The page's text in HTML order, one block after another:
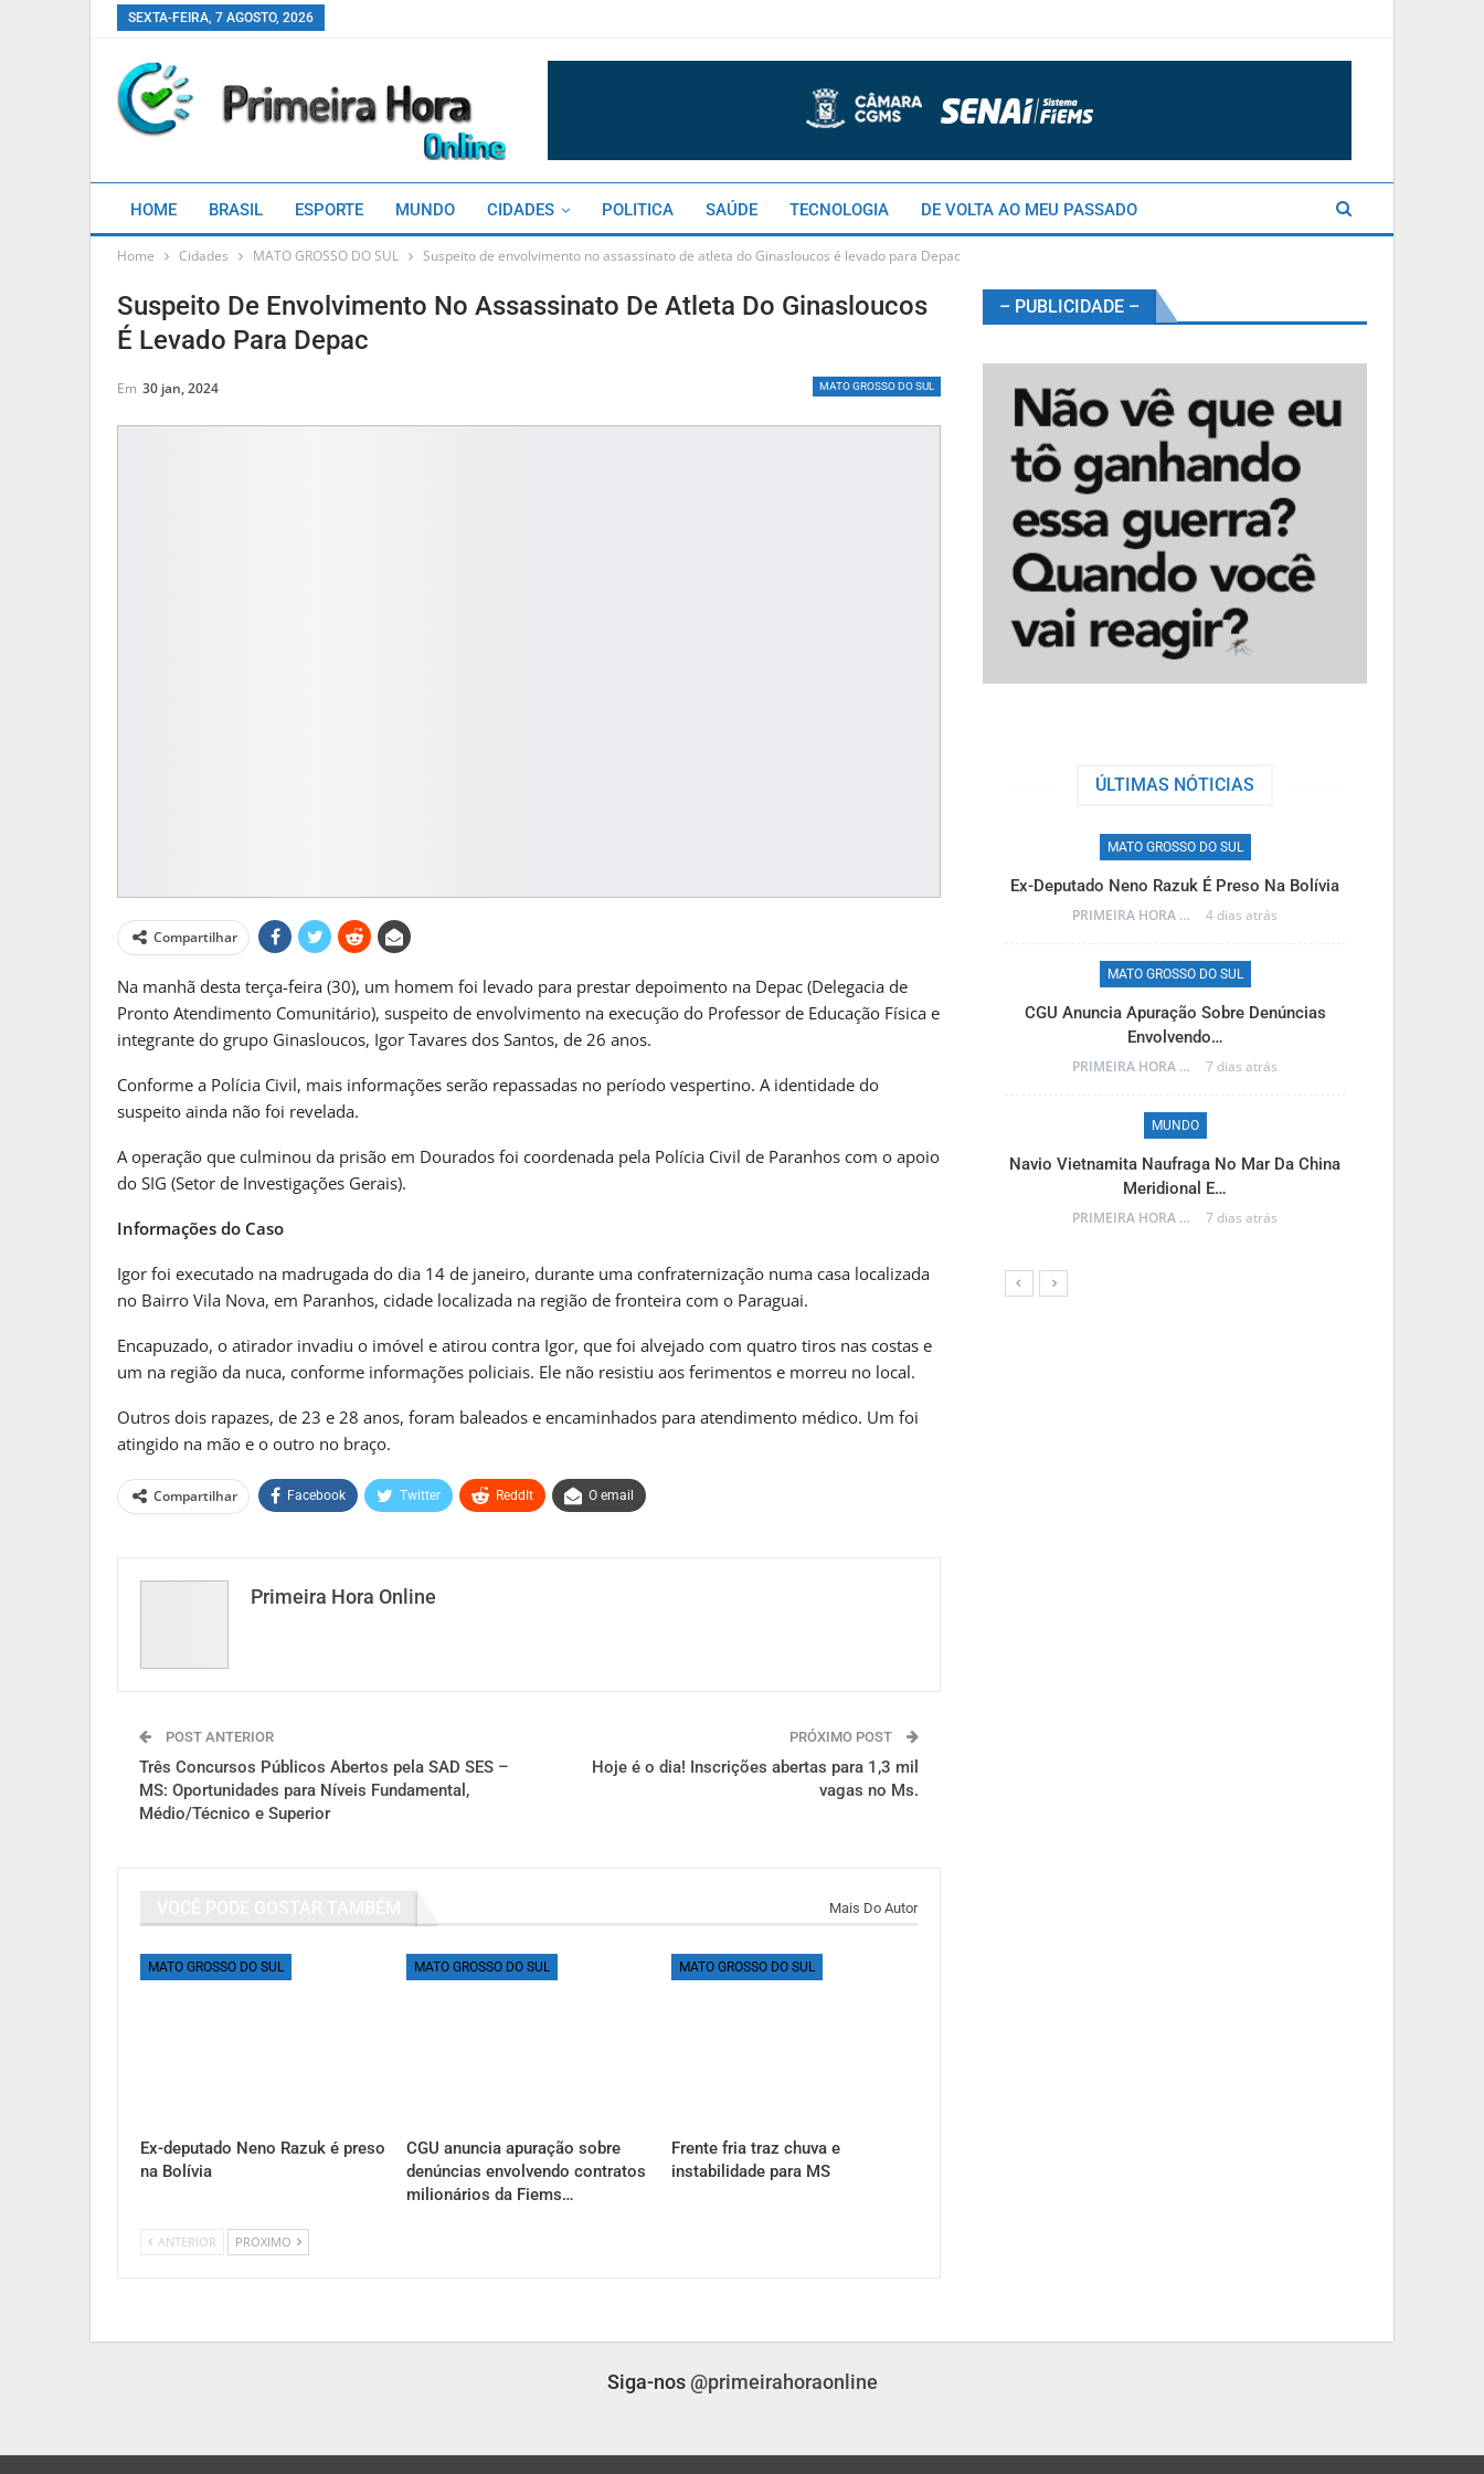
SEXTA-FEIRA, 7 AGOSTO, 2026
HOME BRASIL ESPORTE MUNDO CIDADES POLITICA SAÚDE TECNOLOGIA DE VOLTA AO MEU PASSADO
Home Cidades MATO GROSSO DO SUL Suspeito de envolvimento no assassinato de atleta do Ginasloucos é levado para Depac
Suspeito De Envolvimento No Assassinato De Atleta Do Ginasloucos
É Levado Para Depac
MATO GROSSO DO SUL
Em 30 jan, 2024
Compartilhar
Na manhã desta terça-feira (30), um homem foi levado para prestar depoimento na Depac (Delegacia de
Pronto Atendimento Comunitário), suspeito de envolvimento na execução do Professor de Educação Física e
integrante do grupo Ginasloucos, Igor Tavares dos Santos, de 26 anos.
Conforme a Polícia Civil, mais informações serão repassadas no período vespertino. A identidade do
suspeito ainda não foi revelada.
A operação que culminou da prisão em Dourados foi coordenada pela Polícia Civil de Paranhos com o apoio
do SIG (Setor de Investigações Gerais).
Informações do Caso
Igor foi executado na madrugada do dia 14 de janeiro, durante uma confraternização numa casa localizada
no Bairro Vila Nova, em Paranhos, cidade localizada na região de fronteira com o Paraguai.
Encapuzado, o atirador invadiu o imóvel e atirou contra Igor, que foi alvejado com quatro tiros nas costas e
um na região da nuca, conforme informações policiais. Ele não resistiu aos ferimentos e morreu no local.
Outros dois rapazes, de 23 e 28 anos, foram baleados e encaminhados para atendimento médico. Um foi
atingido na mão e o outro no braço.
Compartilhar Facebook Twitter ReddIt O email
Primeira Hora Online
POST ANTERIOR
Três Concursos Públicos Abertos pela SAD SES –
MS: Oportunidades para Níveis Fundamental,
Médio/Técnico e Superior
PRÓXIMO POST
Hoje é o dia! Inscrições abertas para 1,3 mil
vagas no Ms.
Mais Do Autor
MATO GROSSO DO SUL
Ex-deputado Neno Razuk é preso
na Bolívia
MATO GROSSO DO SUL
CGU anuncia apuração sobre
denúncias envolvendo contratos
milionários da Fiems…
MATO GROSSO DO SUL
Frente fria traz chuva e
instabilidade para MS
ANTERIOR PROXIMO
– PUBLICIDADE –
ÚLTIMAS NÓTICIAS
Reinaldo Azambuja Defende Política Nacional
PRIMEIRA HORA ONLINE 2 semanas atrás
MATO GROSSO DO SUL
Frente Fria Avança Sobre Mato Grosso Do Sul
BRASIL
STF Inicia Julgamento De Temas Que Podem
PRIMEIRA HORA ONLINE 2 dias atrás
CAMPO GRANDE
MATO GROSSO DO SUL
Ex-Deputado Neno Razuk É Preso Na Bolívia
PRIMEIRA HORA ONLINE 4 dias atrás
MATO GROSSO DO SUL
CGU Anuncia Apuração Sobre Denúncias
Envolvendo…
PRIMEIRA HORA ONLINE 7 dias atrás
MUNDO
Navio Vietnamita Naufraga No Mar Da China
Meridional E…
PRIMEIRA HORA ONLINE 7 dias atrás
Siga-nos @primeirahoraonline